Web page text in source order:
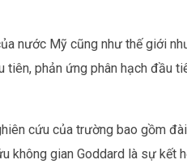
nước Mỹ cũng như thế giới
tiên, phản ứng phân hạch đầu
cứu của trường bao gồm
không gian Goddard là sự kết